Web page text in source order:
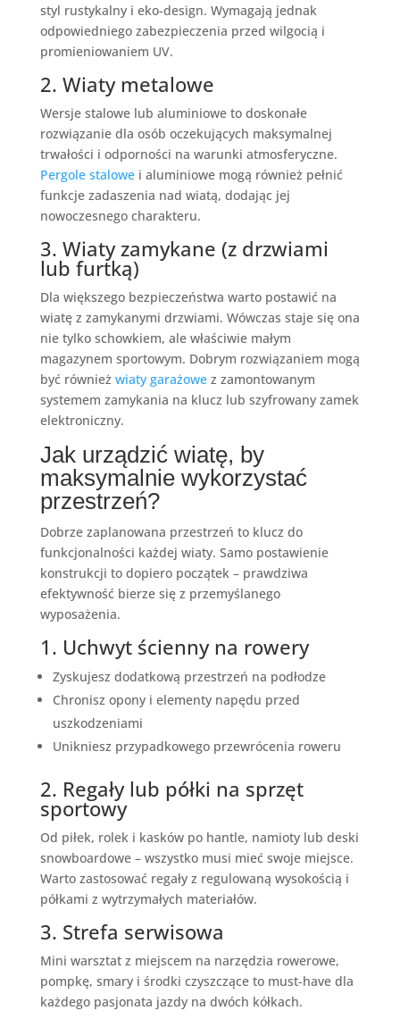
styl rustykalny i eko-design. Wymagają jednak
odpowiedniego zabezpieczenia przed wilgocią i
promieniowaniem UV.
2. Wiaty metalowe
Wersje stalowe lub aluminiowe to doskonałe
rozwiązanie dla osób oczekujących maksymalnej
trwałości i odporności na warunki atmosferyczne.
Pergole stalowei aluminiowe mogą również pełnić
funkcje zadaszenia nad wiatą, dodając jej
nowoczesnego charakteru.
3. Wiaty zamykane (z drzwiami
lub furtką)
Dla większego bezpieczeństwa warto postawić na
wiatę z zamykanymi drzwiami. Wówczas staje się ona
nie tylko schowkiem, ale właściwie małym
magazynem sportowym. Dobrym rozwiązaniem mogą
być również wiaty garażowez zamontowanym
systemem zamykania na klucz lub szyfrowany zamek
elektroniczny.
Jak urządzić wiatę, by
maksymalnie wykorzystać
przestrzeń?
Dobrze zaplanowana przestrzeń to klucz do
funkcjonalności każdej wiaty. Samo postawienie
konstrukcji to dopiero początek – prawdziwa
efektywność bierze się z przemyślanego
wyposażenia.
1. Uchwyt ścienny na rowery
Zyskujesz dodatkową przestrzeń na podłodze
Chronisz opony i elementy napędu przed
uszkodzeniami
Unikniesz przypadkowego przewrócenia roweru
2. Regały lub półki na sprzęt
sportowy
Od piłek, rolek i kasków po hantle, namioty lub deski
snowboardowe – wszystko musi mieć swoje miejsce.
Warto zastosować regały z regulowaną wysokością i
półkami z wytrzymałych materiałów.
3. Strefa serwisowa
Mini warsztat z miejscem na narzędzia rowerowe,
pompkę, smary i środki czyszczące to must-have dla
każdego pasjonata jazdy na dwóch kółkach.